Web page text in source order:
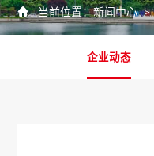
 当前位置：新闻中心 >
企业动态